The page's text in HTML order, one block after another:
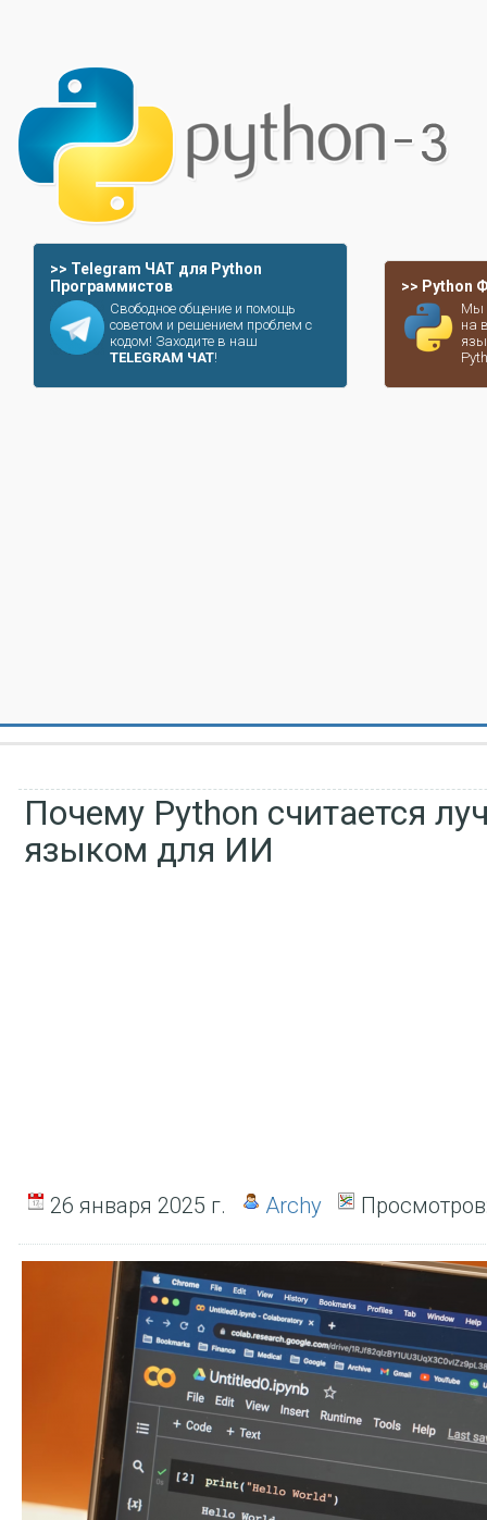
>> Telegram ЧАТ для Python
Программистов
Свободное общение и помощь
советом и решением проблем с
кодом! Заходите в наш
TELEGRAM ЧАТ!
>> Python
Мы
на
Почему Python считается
языком для ИИ
26 января 2025 г. Archy